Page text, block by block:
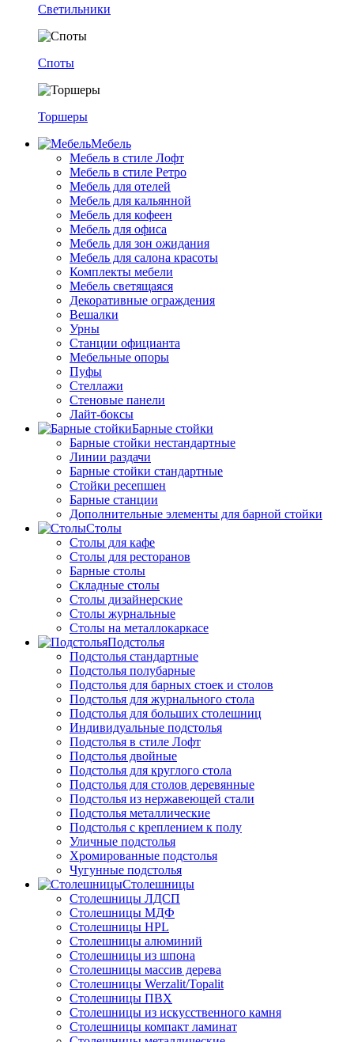
Светильники
Споты
Торшеры
Мебель
Мебель в стиле Лофт
Мебель в стиле Ретро
Мебель для отелей
Мебель для кальянной
Мебель для кофеен
Мебель для офиса
Мебель для зон ожидания
Мебель для салона красоты
Комплекты мебели
Мебель светящаяся
Декоративные ограждения
Вешалки
Урны
Станции официанта
Мебельные опоры
Пуфы
Стеллажи
Стеновые панели
Лайт-боксы
Барные стойки
Барные стойки нестандартные
Линии раздачи
Барные стойки стандартные
Стойки ресепшен
Барные станции
Дополнительные элементы для барной стойки
Столы
Столы для кафе
Столы для ресторанов
Барные столы
Складные столы
Столы дизайнерские
Столы журнальные
Столы на металлокаркасе
Подстолья
Подстолья стандартные
Подстолья полубарные
Подстолья для барных стоек и столов
Подстолья для журнального стола
Подстолья для больших столешниц
Индивидуальные подстолья
Подстолья в стиле Лофт
Подстолья двойные
Подстолья для круглого стола
Подстолья для столов деревянные
Подстолья из нержавеющей стали
Подстолья металлические
Подстолья с креплением к полу
Уличные подстолья
Хромированные подстолья
Чугунные подстолья
Столешницы
Столешницы ЛДСП
Столешницы МДФ
Столешницы HPL
Столешницы алюминий
Столешницы из шпона
Столешницы массив дерева
Столешницы Werzalit/Topalit
Столешницы ПВХ
Столешницы из искусственного камня
Столешницы компакт ламинат